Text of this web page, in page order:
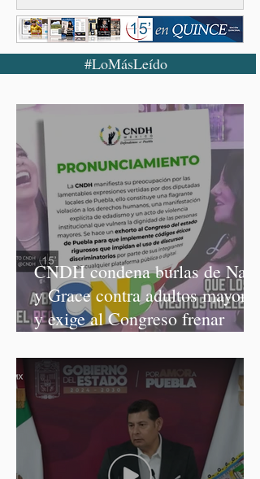
#LoMásLeído
CNDH condena burlas de Nay
y Grace contra adultos mayores
y exige al Congreso frenar